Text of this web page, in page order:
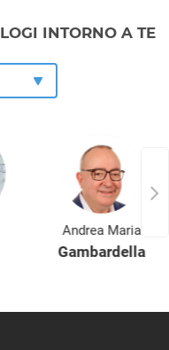
INTORNO A TE
Andrea Maria
Gambardella